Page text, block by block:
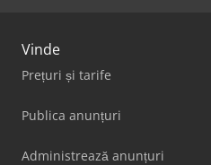
Vinde
Prețuri și tarife
Publica anunțuri
Administrează anunțuri